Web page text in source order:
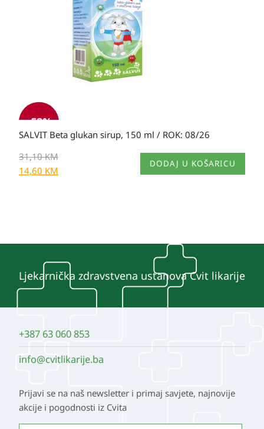
-53%
SALVIT Beta glukan sirup, 150 ml / ROK: 08/26
31,10KM
14,60 KM
DODAJ U KOŠARICU
Ljekarnička zdravstvena ustanova Cvit likarije
+387 63 060 853
info@cvitlikarije.ba
Prijavi se na naš newsletter i primaj savjete, najnovije
akcije i pogodnosti iz Cvita